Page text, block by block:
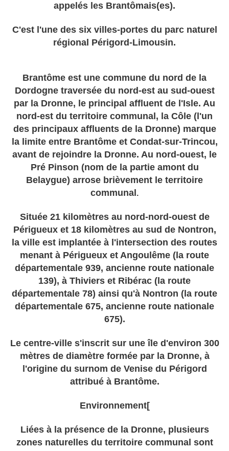
appelés les Brantômais(es).
C'est l'une des six villes-portes du parc naturel
régional Périgord-Limousin.
Brantôme est une commune du nord de la
Dordogne traversée du nord-est au sud-ouest
par la Dronne, le principal affluent de l'Isle. Au
nord-est du territoire communal, la Côle (l'un
des principaux affluents de la Dronne) marque
la limite entre Brantôme et Condat-sur-Trincou,
avant de rejoindre la Dronne. Au nord-ouest, le
Pré Pinson (nom de la partie amont du
Belaygue) arrose brièvement le territoire
communal .
Située 21 kilomètres au nord-nord-ouest de
Périgueux et 18 kilomètres au sud de Nontron,
la ville est implantée à l'intersection des routes
menant à Périgueux et Angoulême (la route
départementale 939, ancienne route nationale
139), à Thiviers et Ribérac (la route
départementale 78) ainsi qu'à Nontron (la route
départementale 675, ancienne route nationale
675).
Le centre-ville s'inscrit sur une île d'environ 300
mètres de diamètre formée par la Dronne, à
l'origine du surnom de Venise du Périgord
attribué à Brantôme.
Environnement[
Liées à la présence de la Dronne, plusieurs
zones naturelles du territoire communal sont